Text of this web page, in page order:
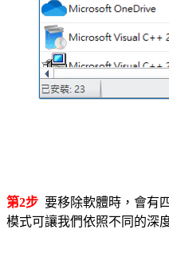
第2步 要移除軟體時，會有
模式可讓我們依照不同的深